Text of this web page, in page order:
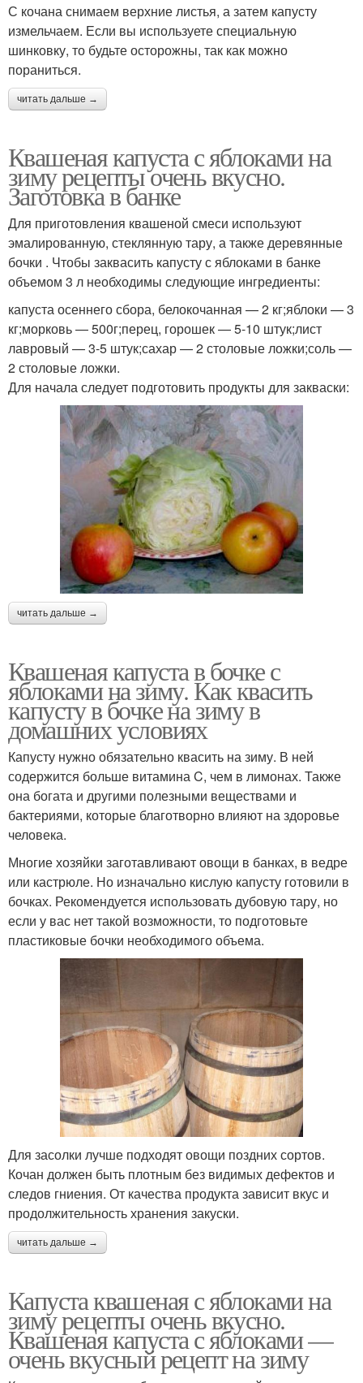
С кочана снимаем верхние листья, а затем капусту
измельчаем. Если вы используете специальную
шинковку, то будьте осторожны, так как можно
пораниться.
читать дальше →
Квашеная капуста с яблоками на
зиму рецепты очень вкусно.
Заготовка в банке
Для приготовления квашеной смеси используют
эмалированную, стеклянную тару, а также деревянные
бочки . Чтобы заквасить капусту с яблоками в банке
объемом 3 л необходимы следующие ингредиенты:
капуста осеннего сбора, белокочанная — 2 кг;яблоки — 3
кг;морковь — 500г;перец, горошек — 5-10 штук;лист
лавровый — 3-5 штук;сахар — 2 столовые ложки;соль —
2 столовые ложки.
Для начала следует подготовить продукты для закваски:
читать дальше →
Квашеная капуста в бочке с
яблоками на зиму. Как квасить
капусту в бочке на зиму в
домашних условиях
Капусту нужно обязательно квасить на зиму. В ней
содержится больше витамина C, чем в лимонах. Также
она богата и другими полезными веществами и
бактериями, которые благотворно влияют на здоровье
человека.
Многие хозяйки заготавливают овощи в банках, в ведре
или кастрюле. Но изначально кислую капусту готовили в
бочках. Рекомендуется использовать дубовую тару, но
если у вас нет такой возможности, то подготовьте
пластиковые бочки необходимого объема.
Для засолки лучше подходят овощи поздних сортов.
Кочан должен быть плотным без видимых дефектов и
следов гниения. От качества продукта зависит вкус и
продолжительность хранения закуски.
читать дальше →
Капуста квашеная с яблоками на
зиму рецепты очень вкусно.
Квашеная капуста с яблоками —
очень вкусный рецепт на зиму